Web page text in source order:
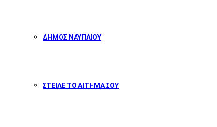
ΔΗΜΟΣ ΝΑΥΠΛΙΟΥ
ΣΤΕΙΛΕ ΤΟ ΑΙΤΗΜΑ ΣΟΥ